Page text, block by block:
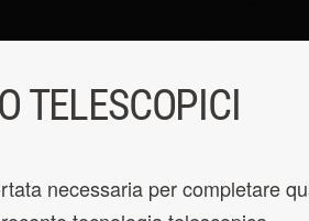
TELESCOPICI
necessaria per completare